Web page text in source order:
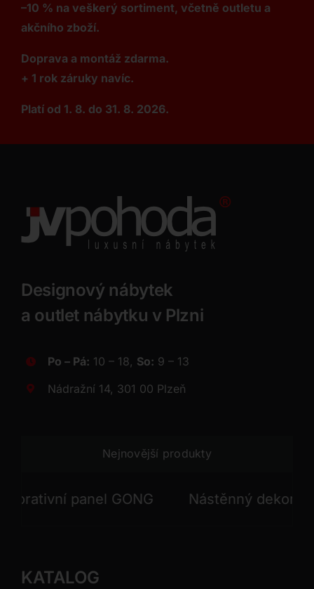
–10 % na veškerý sortiment, včetně outletu a
akčního zboží.
Doprava a montáž zdarma.
+ 1 rok záruky navíc.
Platí od 1. 8. do 31. 8. 2026.
Designový nábytek
a outlet nábytku v Plzni
Po – Pá: 10 – 18, So: 9 – 13
Nádražní 14, 301 00 Plzeň
Nejnovější produkty
panel GONG Nástěnný dekorativní
KATALOG